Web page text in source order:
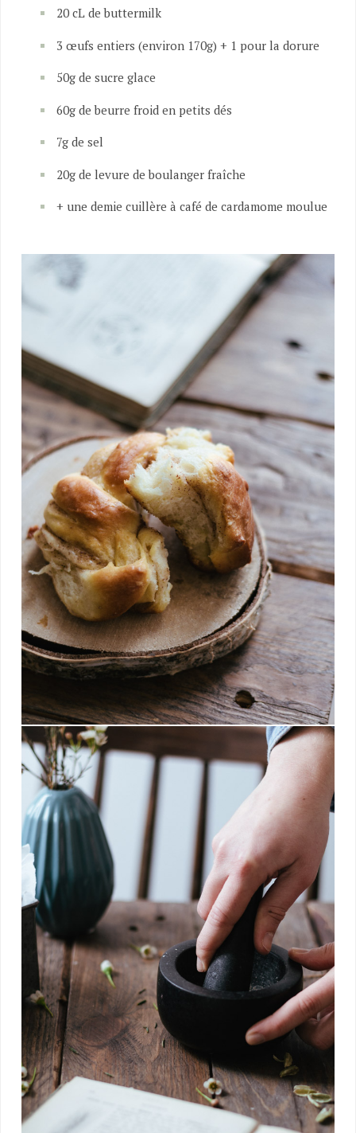
20 cL de buttermilk
3 œufs entiers (environ 170g) + 1 pour la dorure
50g de sucre glace
60g de beurre froid en petits dés
7g de sel
20g de levure de boulanger fraîche
+ une demie cuillère à café de cardamome moulue